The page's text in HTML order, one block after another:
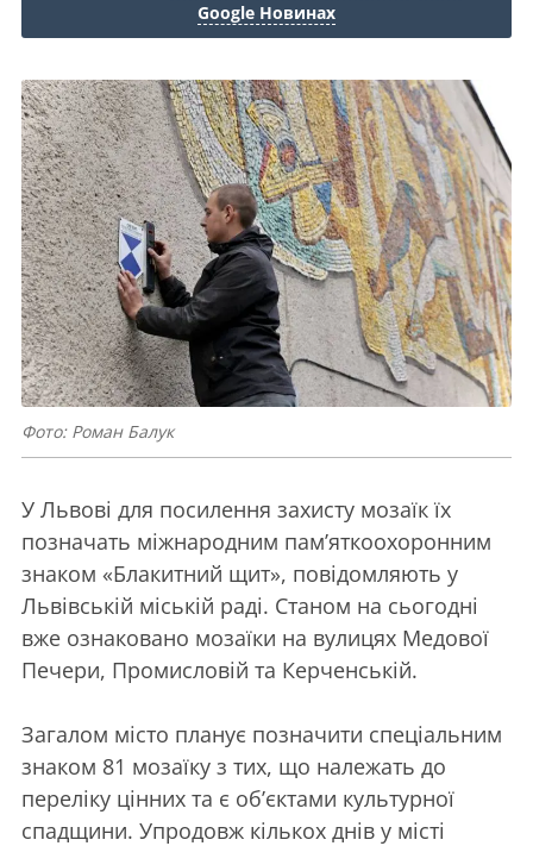
Google Новинах
Фото: Роман Балук
У Львові для посилення захисту мозаїк їх
позначать міжнародним пам’яткоохоронним
знаком «Блакитний щит», повідомляють у
Львівській міській раді. Станом на сьогодні
вже ознаковано мозаїки на вулицях Медової
Печери, Промисловій та Керченській.
Загалом місто планує позначити спеціальним
знаком 81 мозаїку з тих, що належать до
переліку цінних та є об’єктами культурної
спадщини. Упродовж кількох днів у місті